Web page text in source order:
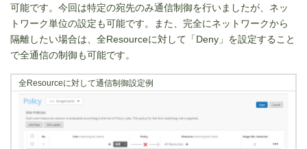
可能です。今回は特定の宛先のみ通信制御を行いましたが、ネッ
トワーク単位の設定も可能です。また、完全にネットワークから
隔離したい場合は、全Resourceに対して「Deny」を設定すること
で全通信の制御も可能です。
全Resourceに対して通信制御設定例